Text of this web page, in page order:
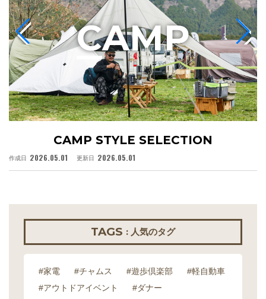
CAMP STYLE SELECTION
作成日 2026.05.01 更新日 2026.05.01
CAMP
TAGS : 人気のタグ
#家電 #チャムス #遊歩倶楽部
#軽自動車
#アウトドアイベント
#ダナー